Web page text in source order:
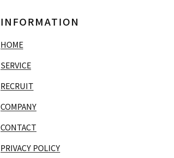
INFORMATION
HOME
SERVICE
RECRUIT
COMPANY
CONTACT
PRIVACY POLICY